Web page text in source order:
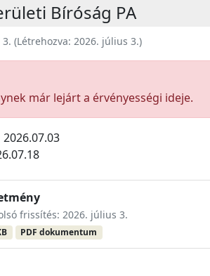
Bíróság PA
(Létrehozva: 2026. július 3.)
már lejárt a érvényességi ideje.
2026.07.03
frissítés: 2026. július 3.
PDF dokumentum